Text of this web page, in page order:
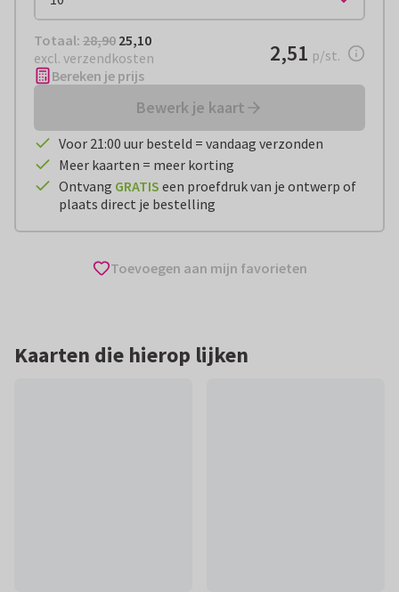
Totaal: € 25,10
Totaal: 28,90 25,10
excl. verzendkosten
€ 2,51 per stuk
2,51 p/st.
Bereken je prijs
Bewerk je kaart
Voor 21:00 uur besteld = vandaag verzonden
Meer kaarten = meer korting
Ontvang GRATIS een proefdruk van je ontwerp of
plaats direct je bestelling
Toevoegen aan mijn favorieten
Kaarten die hierop lijken